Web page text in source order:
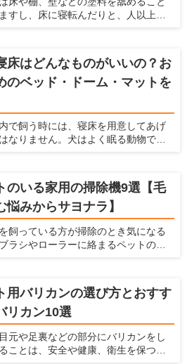
」の記事で解説していますので、は
方は参考にしてみてくださいね。
すし、床に寝転んだりと、人以上に
るので、体に悪影響がある塗料はで
避けなくてはなりません。それだけ
塗料は耐久性、メンテナンス性、安
を考慮する必要があります。 ここで
の役割や種類、特徴、ペットを飼っ
に利用すべき塗料を紹介します。
床はどんなものがいいの？お
のベッド・ドーム・マットを
で飼う時には、寝床を用意してあげ
なりません。犬はよく眠る動物です
、サークルなど、たくさんのペット用
販売されています。愛犬家住宅で
快適な寝床に関しての情報を日々
しています。 ここでは犬用の寝床を
けど、どんなものを選んだらよい
な場所に設置したらよいかわからな
くのがよいのかなど、幅広い情報をま
したので参考にしてください。
のいる家用の掃除機9選【毛
悩みからサヨナラ】
飼っている方が掃除のとき気になる
ラシやローラーに絡まるペットの抜
の原因となります。 掃除機のみなら
除ワイパーや粘着ローラーを駆使し
対策に日々奮闘されている方も多い
思います。もし、ペットの毛が絡み
除機があれば、毎日のお掃除がラク
思いませんか？ 本記事では、ペット
用バリカンの選び方とおすす
リカン10選
元や足裏などの部分にバリカンをし
ことは、安全や健康、衛生を保つた